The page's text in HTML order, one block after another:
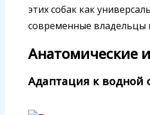
этих собак как
современные владельцы
Анатомические
Адаптация к водной